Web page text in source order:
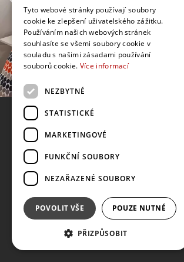
Tyto webové stránky používají soubory
cookie ke zlepšení uživatelského zážitku.
Používáním našich webových stránek
souhlasíte se všemi soubory cookie v
souladu s našimi zásadami používání
souborů cookie. Více informací
NEZBYTNÉ
STATISTICKÉ
MARKETINGOVÉ
FUNKČNÍ SOUBORY
NEZAŘAZENÉ SOUBORY
POVOLIT VŠE POUZE NUTNÉ
PŘIZPŮSOBIT